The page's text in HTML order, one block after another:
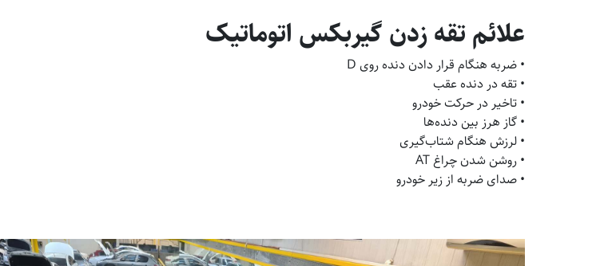
علائم تقه زدن گیربکس اتوماتیک
• ضربه هنگام قرار دادن دنده روی D
• تقه در دنده عقب
• تاخیر در حرکت خودرو
• گاز هرز بین دنده‌ها
• لرزش هنگام شتاب‌گیری
• روشن شدن چراغ AT
• صدای ضربه از زیر خودرو